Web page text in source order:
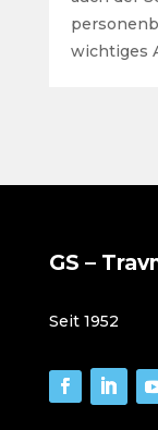
wichtiges
GS –
Seit 1952